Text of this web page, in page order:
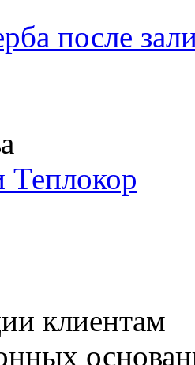
после
клиентам